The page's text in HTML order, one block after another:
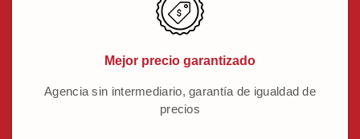
Mejor precio garantizado
Agencia sin intermediario, garantía de igualdad de
precios